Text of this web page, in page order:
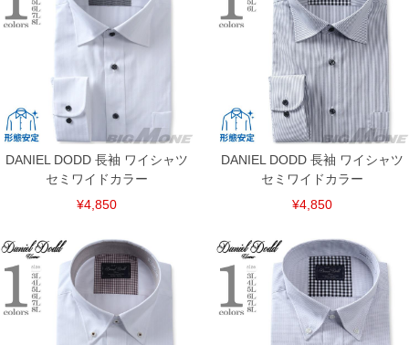
ご了承くださいませ。
※【ボトムの裾上げをご希望の場合】
裾上げ料金は500円+税となります。
備考欄に股下●cmとご記入下さい。（裾上げ無料対象商品は1本につき税込6,000円以
上の品が対象。1本5,999円以下の商品は有料（500円+税）となります。）
出荷まで約1週間～20日間程お時間を頂く場合がございます。
尚、裾上げした商品は返品・交換不可となりますので、予めご了承下さい。
一部、お直しに対応出来ない商品がございます。(例：裾にファスナーや調節ひもが付
いている、極端なデザインが施されている等)
※商品によって若干のサイズの誤差がございます。また、お客様がご使用の環境（コ
ンピュータ画面）によって、商品の色味が若干異なる場合がございます。予めご了承
ください。
※当店での掲載商品は、実店鋪と在庫を共用しておりますので店頭での売り違い、店
連絡させて頂きますので予めご了承ください。
ITEM INTRODUCTION
DANIEL DODD 長袖 ワイシャツ
セミワイドカラー
¥4,850
DANIEL DODD 長袖 ワイシャツ
セミワイドカラー
¥4,850